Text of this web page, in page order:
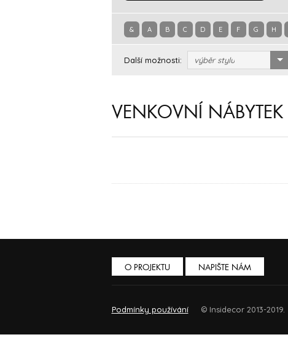
& A B C D E F G H
Další možnosti: výběr stylu
VENKOVNÍ NÁBYTEK
O PROJEKTU NAPIŠTE NÁM
Podmínky používání © Insidecor 2013-2019.